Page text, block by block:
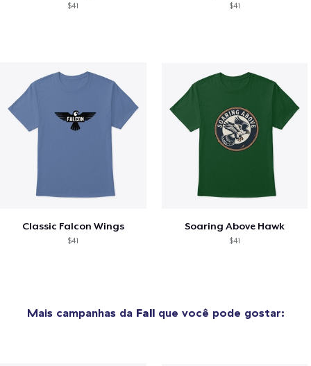
$41 $41
Classic Falcon Wings
$41
Soaring Above Hawk
$41
Mais campanhas da Fallque você pode gostar: